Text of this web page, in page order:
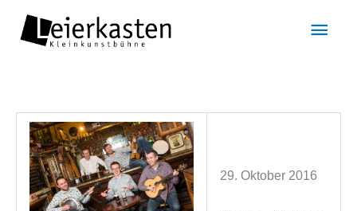
Inhalt
29. Oktober 2016